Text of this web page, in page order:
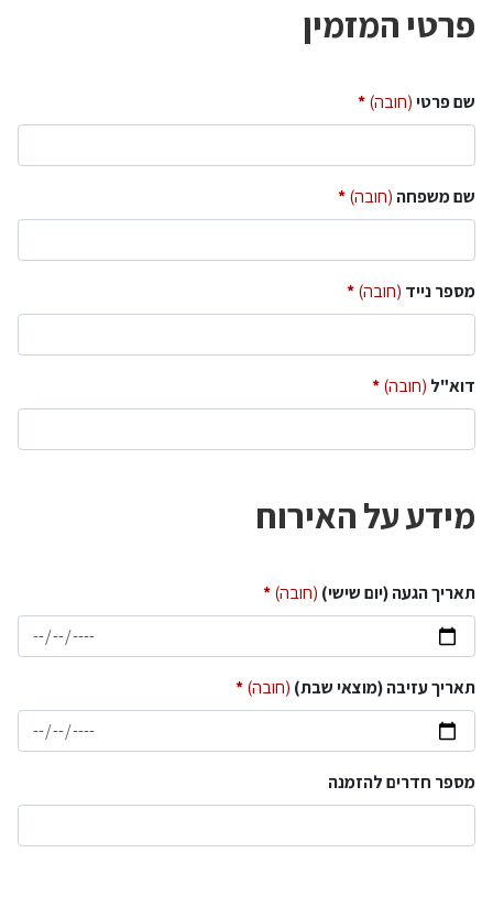
פרטי המזמין
שם פרטי(חובה)
שם משפחה (חובה)
מספר נייד (חובה)
דוא"ל (חובה)
מידע על האירוח
תאריך הגעה (יום שישי) (חובה)
תאריך עזיבה (מוצאי שבת) (חובה)
מספר חדרים להזמנה